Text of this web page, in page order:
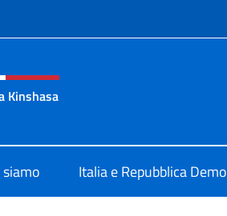
e menù
Kinshasa
siamo Italia e Repubblica